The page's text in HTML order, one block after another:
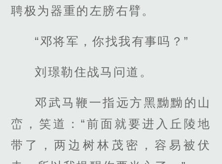
聘极为器重的左膀右臂。
“邓将军，你找我有事吗？”
刘璟勒住战马问道。
邓武马鞭一指远方黑黝黝的山
峦，笑道：“前面就要进入丘陵地
带了，两边树林茂密，容易被伏